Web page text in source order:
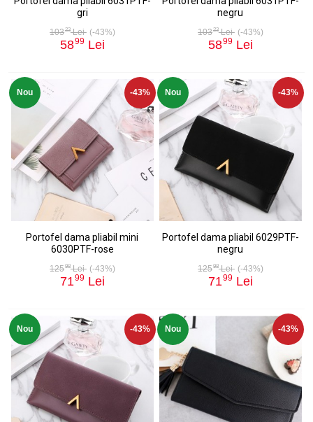
gri
10323Lei (-43%)
5899 Lei
negru
10323Lei (-43%)
5899 Lei
Nou -43%
Portofel dama pliabil mini
6030PTF-rose
12598Lei (-43%)
7199 Lei
Nou -43%
Portofel dama pliabil 6029PTF-
negru
12598Lei (-43%)
7199 Lei
Nou -43% Nou -43%